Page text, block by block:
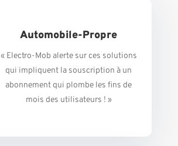
Automobile-Propre
« Electro-Mob alerte sur ces solutions
qui impliquent la souscription à un
abonnement qui plombe les fins de
mois des utilisateurs ! »